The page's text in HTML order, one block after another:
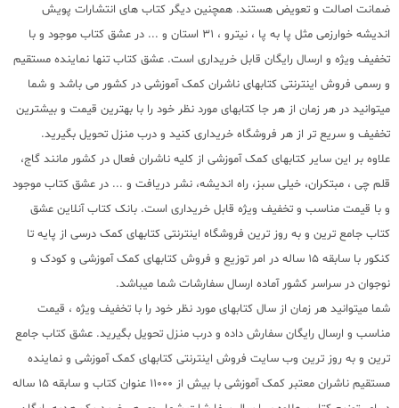
ضمانت اصالت و تعویض هستند. همچنین دیگر کتاب های انتشارات پویش
اندیشه خوارزمی مثل پا به پا ، نیترو ، 31 استان و ... در عشق کتاب موجود و با
تخفیف ویژه و ارسال رایگان قابل خریداری است. عشق کتاب تنها نماینده مستقیم
و رسمی فروش اینترنتی کتابهای ناشران کمک آموزشی در کشور می باشد و شما
میتوانید در هر زمان از هر جا کتابهای مورد نظر خود را با بهترین قیمت و بیشترین
تخفیف و سریع تر از هر فروشگاه خریداری کنید و درب منزل تحویل بگیرید.
علاوه بر این سایر کتابهای کمک آموزشی از کلیه ناشران فعال در کشور مانند گاج،
قلم چی ، مبتکران، خیلی سبز، راه اندیشه، نشر دریافت و ... در عشق کتاب موجود
و با قیمت مناسب و تخفیف ویژه قابل خریداری است. بانک کتاب آنلاین عشق
کتاب جامع ترین و به روز ترین فروشگاه اینترنتی کتابهای کمک درسی از پایه تا
کنکور با سابقه 15 ساله در امر توزیع و فروش کتابهای کمک آموزشی و کودک و
نوجوان در سراسر کشور آماده ارسال سفارشات شما میباشد.
شما میتوانید هر زمان از سال کتابهای مورد نظر خود را با تخفیف ویژه ، قیمت
مناسب و ارسال رایگان سفارش داده و درب منزل تحویل بگیرید. عشق کتاب جامع
ترین و به روز ترین وب سایت فروش اینترنتی کتابهای کمک آموزشی و نماینده
مستقیم ناشران معتبر کمک آموزشی با بیش از 11000 عنوان کتاب و سابقه 15 ساله